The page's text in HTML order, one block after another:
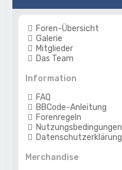
Foren-Übersicht
Galerie
Mitglieder
Das Team
Information
FAQ
BBCode-Anleitung
Forenregeln
Nutzungsbedingungen
Datenschutzerklärung
Merchandise